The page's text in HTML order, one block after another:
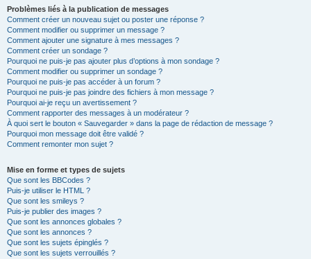
Problèmes liés à la publication de messages
Comment créer un nouveau sujet ou poster une réponse ?
Comment modifier ou supprimer un message ?
Comment ajouter une signature à mes messages ?
Comment créer un sondage ?
Pourquoi ne puis-je pas ajouter plus d’options à mon sondage ?
Comment modifier ou supprimer un sondage ?
Pourquoi ne puis-je pas accéder à un forum ?
Pourquoi ne puis-je pas joindre des fichiers à mon message ?
Pourquoi ai-je reçu un avertissement ?
Comment rapporter des messages à un modérateur ?
À quoi sert le bouton « Sauvegarder » dans la page de rédaction de message ?
Pourquoi mon message doit être validé ?
Comment remonter mon sujet ?
Mise en forme et types de sujets
Que sont les BBCodes ?
Puis-je utiliser le HTML ?
Que sont les smileys ?
Puis-je publier des images ?
Que sont les annonces globales ?
Que sont les annonces ?
Que sont les sujets épinglés ?
Que sont les sujets verrouillés ?